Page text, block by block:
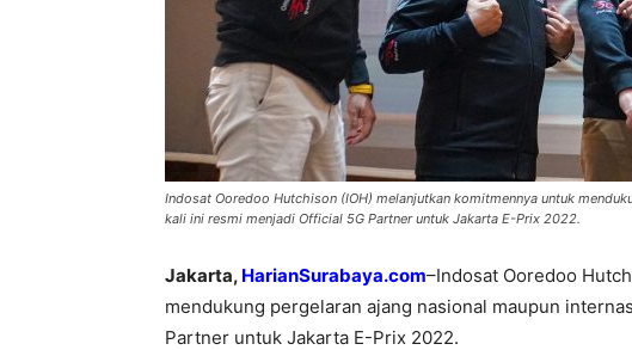
Indosat Ooredoo Hutchison (IOH) melanjutkan komitmennya untuk
kali ini resmi menjadi Official 5G Partner untuk Jakarta E-Prix 2022.
Jakarta, HarianSurabaya.com–Indosat Ooredoo
mendukung pergelaran ajang nasional maupun
Partner untuk Jakarta E-Prix 2022.